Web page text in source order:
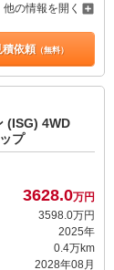
他の情報を開く
依頼（無料）
(ISG) 4WD
プ
3628.0万円
3598. 0万円
2025年
0.4万km
2028年08月